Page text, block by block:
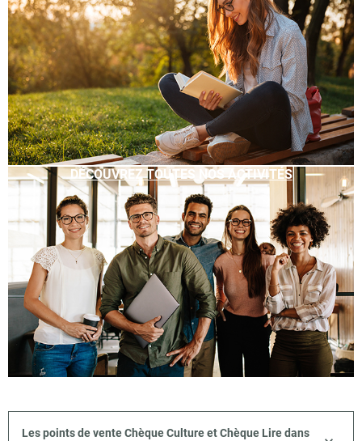
DÉCOUVREZ TOUTES NOS ACTIVITÉS
Les points de vente Chèque Culture et Chèque Lire dans